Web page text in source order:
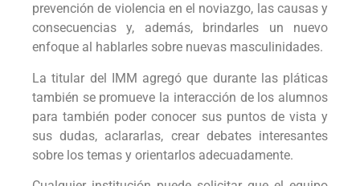
prevención de violencia en el noviazgo, las causas y
consecuencias y, además, brindarles un nuevo
enfoque al hablarles sobre nuevas masculinidades.
La titular del IMM agregó que durante las pláticas
también se promueve la interacción de los alumnos
para también poder conocer sus puntos de vista y
sus dudas, aclararlas, crear debates interesantes
sobre los temas y orientarlos adecuadamente.